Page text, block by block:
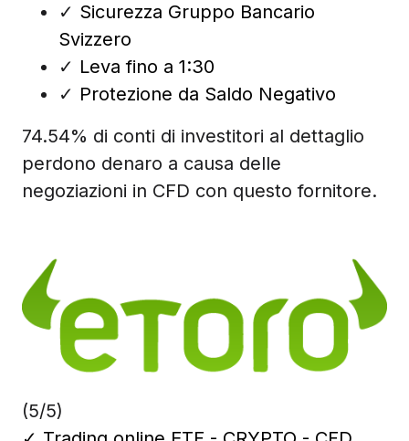
✓ Sicurezza Gruppo Bancario
Svizzero
✓ Leva fino a 1:30
✓ Protezione da Saldo Negativo
74.54% di conti di investitori al dettaglio
perdono denaro a causa delle
negoziazioni in CFD con questo fornitore.
(5/5)